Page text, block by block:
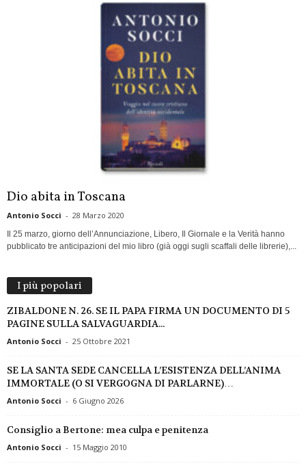
Dio abita in Toscana
Antonio Socci - 28 Marzo 2020
Il 25 marzo, giorno dell’Annunciazione, Libero, Il Giornale e la Verità hanno
pubblicato tre anticipazioni del mio libro (già oggi sugli scaffali delle librerie),...
I più popolari
ZIBALDONE N. 26. SE IL PAPA FIRMA UN DOCUMENTO DI 5
PAGINE SULLA SALVAGUARDIA...
Antonio Socci - 25 Ottobre 2021
SE LA SANTA SEDE CANCELLA L’ESISTENZA DELL’ANIMA
IMMORTALE (O SI VERGOGNA DI PARLARNE)…
Antonio Socci - 6 Giugno 2026
Consiglio a Bertone: mea culpa e penitenza
Antonio Socci - 15 Maggio 2010